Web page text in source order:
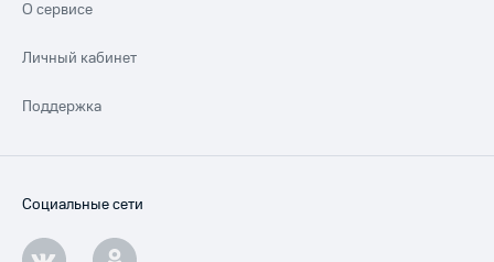
О сервисе
Личный кабинет
Поддержка
Социальные сети